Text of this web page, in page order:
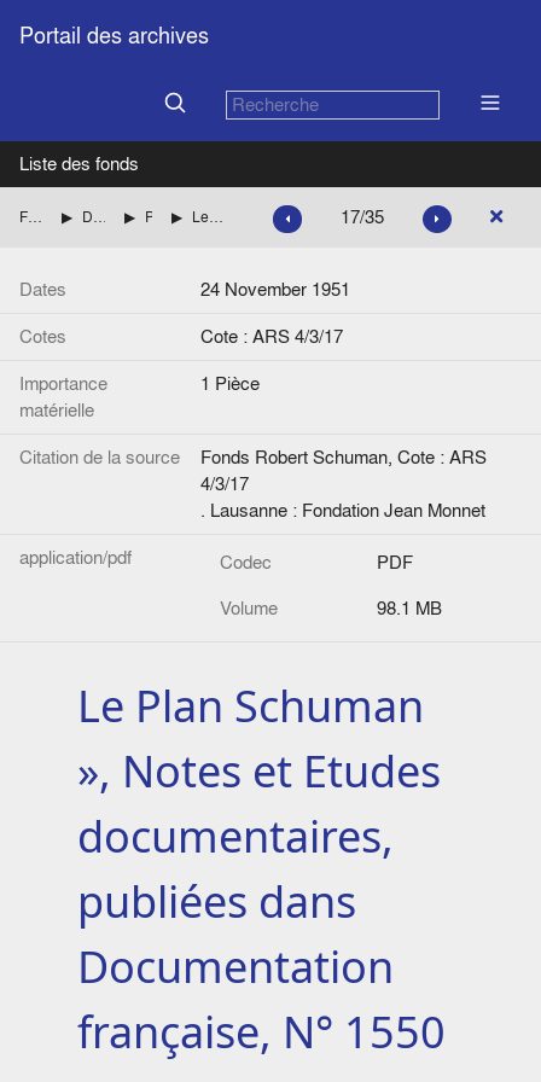
Portail des archives
Liste des fonds
Fonds Robert Schuman Du plan Schuman à la Communauté européenne Le Plan Schuman », Notes et Etudes documentaires, publiées dans Documentation française, N° 1550 17/35
Dates
24 November 1951
Cotes
Cote : ARS 4/3/17
Importance
matérielle
1 Pièce
Citation de la source
Fonds Robert Schuman, Cote : ARS
4/3/17
. Lausanne : Fondation Jean Monnet
application/pdf
Codec
PDF
Volume
98.1 MB
Le Plan Schuman
», Notes et Etudes
documentaires,
publiées dans
Documentation
française, N° 1550